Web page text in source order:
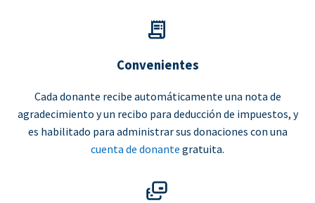
Convenientes
Cada donante recibe automáticamente una nota de
agradecimiento y un recibo para deducción de impuestos, y
es habilitado para administrar sus donaciones con una
cuenta de donante gratuita.